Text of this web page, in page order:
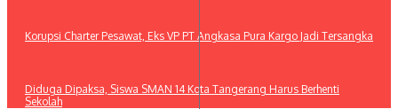
Korupsi Charter Pesawat, Eks VP PT Angkasa Pura Kargo Jadi Tersangka
Diduga Dipaksa, Siswa SMAN 14 Kota Tangerang Harus Berhenti
Sekolah